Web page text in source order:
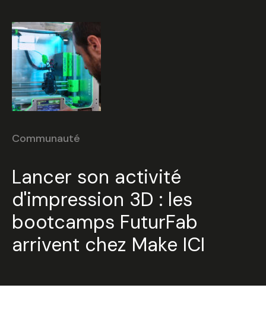
Communauté
Lancer son activité
d'impression 3D : les
bootcamps FuturFab
arrivent chez Make ICI